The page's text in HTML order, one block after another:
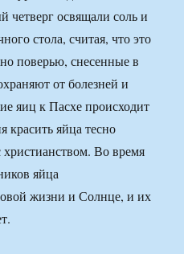
освящали соль и
стола, считая, что это
поверью, снесенные в
от болезней и
яиц к Пасхе происходит
красить яйца тесно
христианством. Во время
яйца
жизни и Солнце, и их